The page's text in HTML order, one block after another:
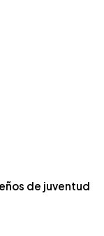
de juventud